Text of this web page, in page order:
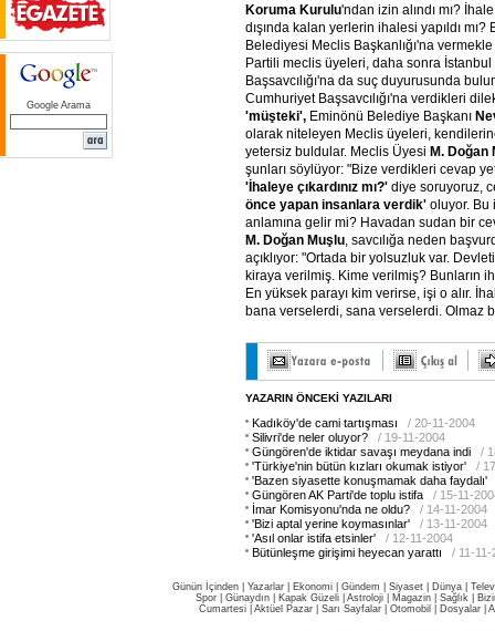
Google Arama
Koruma Kurulu'ndan izin alındı mı?
dışında kalan yerlerin ihalesi yapıldı mı?
Belediyesi Meclis Başkanlığı'na
Partili meclis üyeleri, daha sonra
Başsavcılığı'na da suç duyurusunda
Cumhuriyet Başsavcılığı'na verdikleri
'müşteki', Eminönü Belediye Başkanı
olarak niteleyen Meclis üyeleri,
yetersiz buldular. Meclis Üyesi M. Doğan
şunları söylüyor: "Bize verdikleri cevap
'İhaleye çıkardınız mı?' diye soruyoruz,
önce yapan insanlara verdik' oluyor. Bu
anlamına gelir mi? Havadan sudan bir
M. Doğan Muşlu , savcılığa neden
açıklıyor: "Ortada bir yolsuzluk var.
kiraya verilmiş. Kime verilmiş? Bunların
En yüksek parayı kim verirse, işi o alır.
bana verselerdi, sana verselerdi. Olmaz
YAZARIN ÖNCEKİ YAZILARI
Kadıköy'de cami tartışması
/ 20-11-2004
Silivri'de neler oluyor?
/ 19-11-2004
Güngören'de iktidar savaşı meydana indi
/
'Türkiye'nin bütün kızları okumak istiyor'
/
'Bazen siyasette konuşmamak daha faydalı'
Güngören AK Parti'de toplu istifa
/ 15-11-
İmar Komisyonu'nda ne oldu?
/ 14-11-2004
'Bizi aptal yerine koymasınlar'
/ 13-11-2004
'Asıl onlar istifa etsinler'
/ 12-11-2004
Bütünleşme girişimi heyecan yarattı
/ 11-11-
Günün İçinden Yazarlar Ekonomi Gündem Siyaset Dünya |
Spor
Günaydın Kapak Güzeli Astroloji Magazin Sağlık
Cumartesi| Aktüel Pazar| Sarı Sayfalar| Otomobil Dosyalar|